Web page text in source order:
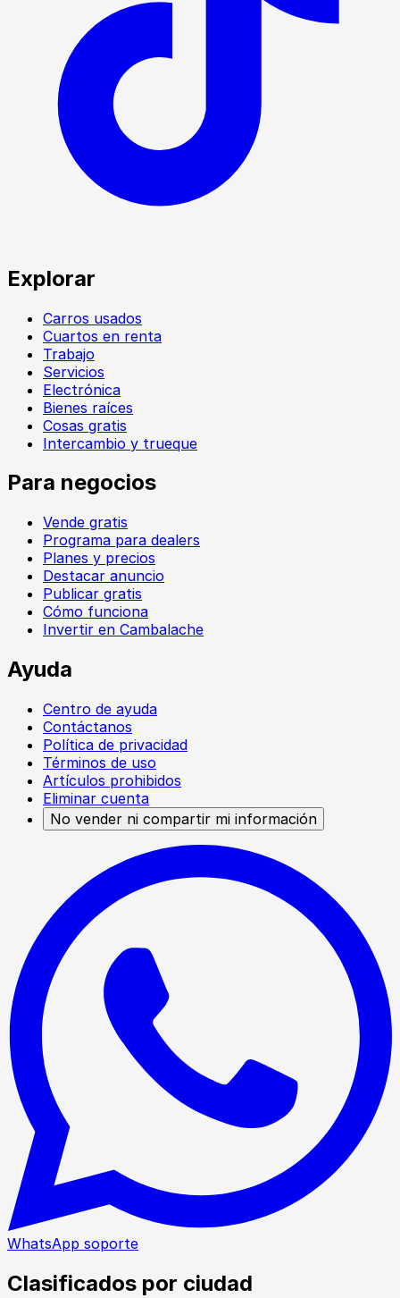
Explorar
Carros usados
Cuartos en renta
Trabajo
Servicios
Electrónica
Bienes raíces
Cosas gratis
Intercambio y trueque
Para negocios
Vende gratis
Programa para dealers
Planes y precios
Destacar anuncio
Publicar gratis
Cómo funciona
Invertir en Cambalache
Ayuda
Centro de ayuda
Contáctanos
Política de privacidad
Términos de uso
Artículos prohibidos
Eliminar cuenta
No vender ni compartir mi información
WhatsApp soporte
Clasificados por ciudad